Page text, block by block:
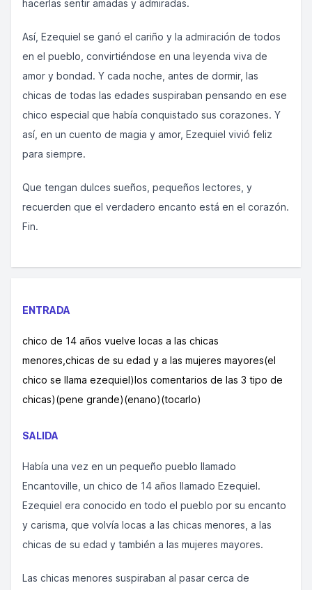
hacerlas sentir amadas y admiradas.
Así, Ezequiel se ganó el cariño y la admiración de todos
en el pueblo, convirtiéndose en una leyenda viva de
amor y bondad. Y cada noche, antes de dormir, las
chicas de todas las edades suspiraban pensando en ese
chico especial que había conquistado sus corazones. Y
así, en un cuento de magia y amor, Ezequiel vivió feliz
para siempre.
Que tengan dulces sueños, pequeños lectores, y
recuerden que el verdadero encanto está en el corazón.
Fin.
ENTRADA
chico de 14 años vuelve locas a las chicas
menores,chicas de su edad y a las mujeres mayores(el
chico se llama ezequiel)los comentarios de las 3 tipo de
chicas)(pene grande)(enano)(tocarlo)
SALIDA
Había una vez en un pequeño pueblo llamado
Encantoville, un chico de 14 años llamado Ezequiel.
Ezequiel era conocido en todo el pueblo por su encanto
y carisma, que volvía locas a las chicas menores, a las
chicas de su edad y también a las mujeres mayores.
Las chicas menores suspiraban al pasar cerca de